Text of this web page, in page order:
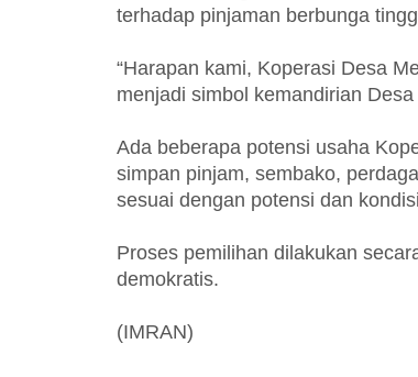
terhadap pinjaman berbunga
“Harapan kami, Koperasi Desa
menjadi simbol kemandirian
Ada beberapa potensi usaha
simpan pinjam, sembako,
sesuai dengan potensi dan
Proses pemilihan dilakukan
demokratis.
(IMRAN)